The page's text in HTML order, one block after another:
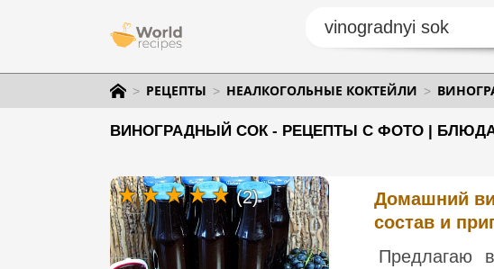
РЕЦЕПТЫ НЕАЛКОГОЛЬНЫЕ КОКТЕЙЛИ
ВИНОГРАДНЫЙ СОК - РЕЦЕПТЫ С ФОТО |
Домашний
состав и
Предлагаю
(2)